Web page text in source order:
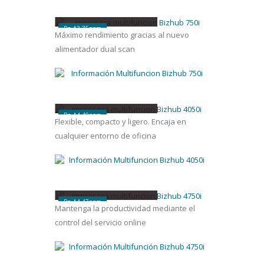
Bn A3 75ppm
Máximo rendimiento gracias al nuevo
alimentador dual scan
Bn A4 40ppm
Flexible, compacto y ligero. Encaja en
cualquier entorno de oficina
Bn A4 47ppm
Mantenga la productividad mediante el
control del servicio online